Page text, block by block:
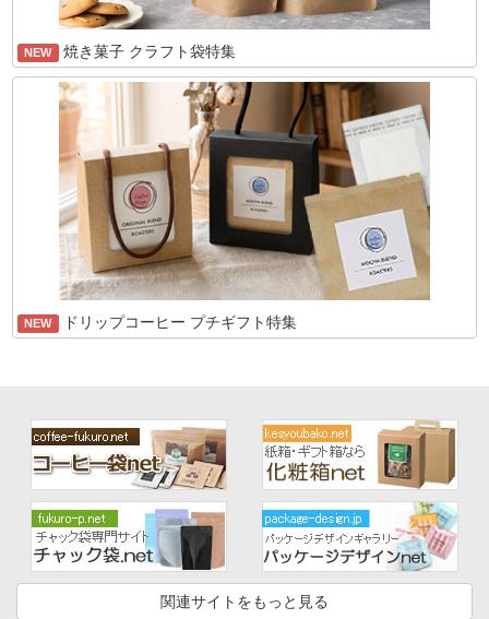
NEW 焼き菓子 クラフト袋特集
NEW ドリップコーヒー プチギフト特集
関連サイトをもっと見る